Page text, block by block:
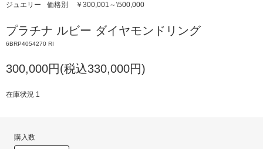
ジュエリー 価格別 ￥300,001～\500,000
プラチナ ルビー ダイヤモンドリング
6BRP4054270 RI
300,000円(税込330,000円)
在庫状況 1
購入数